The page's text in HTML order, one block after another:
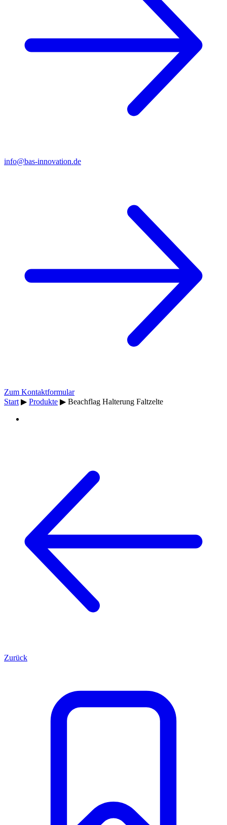
info@bas-innovation.de
Zum Kontaktformular
Start ▶ Produkte ▶ Beachflag Halterung Faltzelte
Zurück